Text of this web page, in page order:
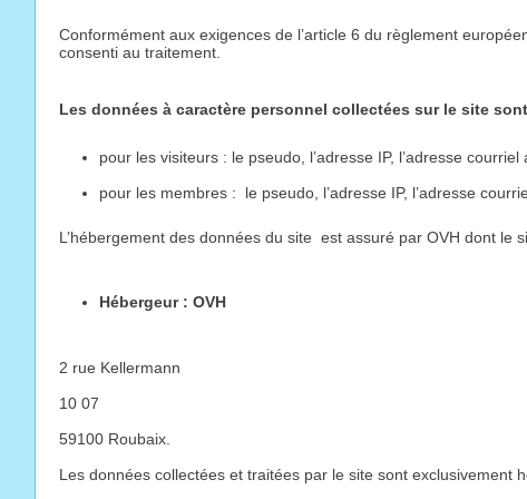
Conformément aux exigences de l’article 6 du règlement
consenti au traitement.
Les données à caractère personnel collectées sur le site
pour les visiteurs : le pseudo, l’adresse IP, l’adresse
pour les membres : le pseudo, l’adresse IP, l’adresse
L’hébergement des données du site est assuré par OVH dont le
Hébergeur : OVH
2 rue Kellermann
10 07
59100 Roubaix.
Les données collectées et traitées par le site sont exclusivement